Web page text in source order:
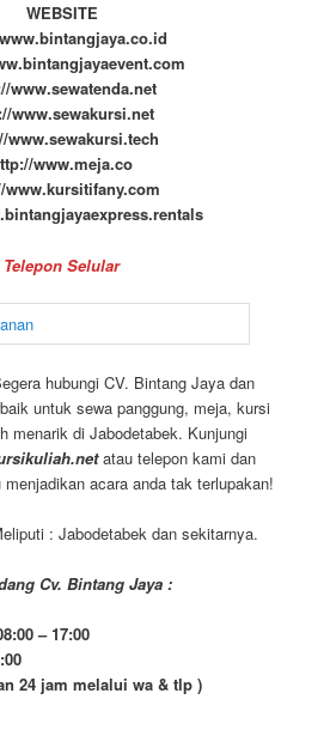
WEBSITE
www.sewatenda.net
www.sewakursi.net
www.sewakursi.tech
www.meja.co
www.kursitifany.com
Telepon Selular
hubungi CV. Bintang Jaya dan
untuk sewa panggung, meja, kursi
menarik di Jabodetabek. Kunjungi
atau telepon kami dan
acara anda tak terlupakan!
: Jabodetabek dan sekitarnya.
Cv. Bintang Jaya :
– 17:00
24 jam melalui wa & tlp )